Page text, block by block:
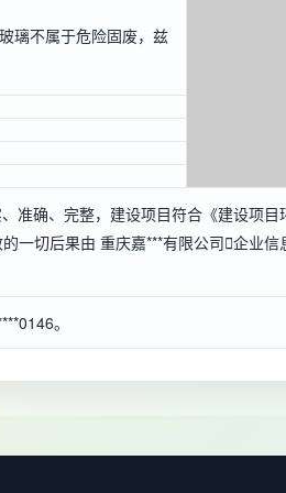
璃不属于危险固废，兹
准确、完整，建设项目符合《建设项目
一切后果由 重庆嘉***有限公司企业信
。